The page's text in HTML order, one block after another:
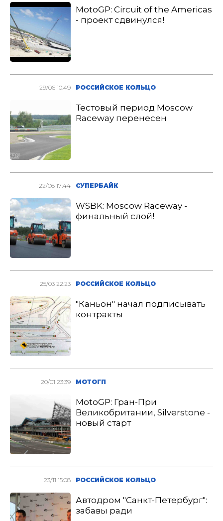
MotoGP: Circuit of the Americas
- проект сдвинулся!
29/06 10:49 РОССИЙСКОЕ КОЛЬЦО
Тестовый период Moscow
Raceway перенесен
22/06 17:44 СУПЕРБАЙК
WSBK: Moscow Raceway -
финальный слой!
25/03 22:23 РОССИЙСКОЕ КОЛЬЦО
"Каньон" начал подписывать
контракты
20/01 23:39 МОТОГП
MotoGP: Гран-При
Великобритании, Silverstone -
новый старт
23/11 15:08 РОССИЙСКОЕ КОЛЬЦО
Автодром "Санкт-Петербург":
забавы ради